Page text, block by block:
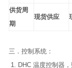
供货周
期
现货供应
三． 控制系统：
1. DHC 温度控制器